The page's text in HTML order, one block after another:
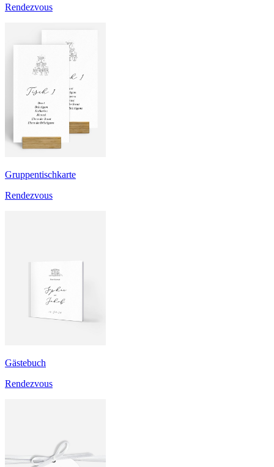
Rendezvous
Gruppentischkarte
Rendezvous
Gästebuch
Rendezvous